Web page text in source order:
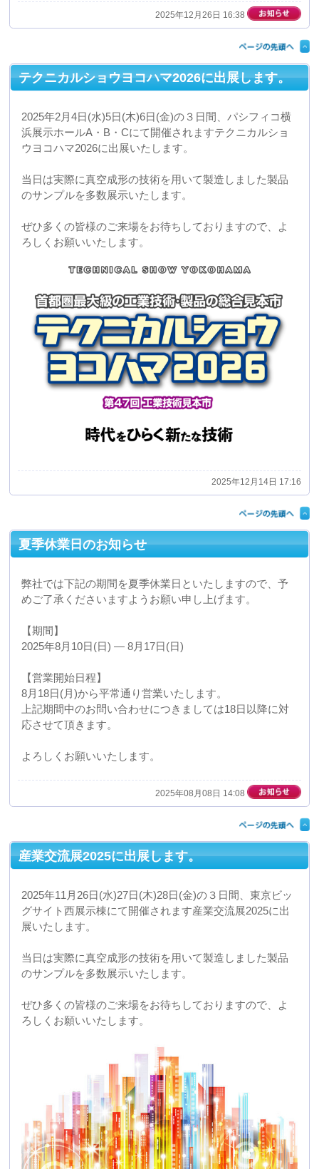
テクニカルショウヨコハマ2026に出展します。
2025年2月4日(水)5日(木)6日(金)の３日間、パシフィコ横
ウヨコハマ2026に出展いたします。
のサンプルを多数展示いたします。
ぜひ多くの皆様のご来場をお待ちしておりますので、よ
【期間】
2025年8月10日(日) ― 8月17日(日)
【営業開始日程】
8月18日(月)から平常通り営業いたします。
応させて頂きます。
よろしくお願いいたします。
2025年08月08日 14:08
産業交流展2025に出展します。
2025年11月26日(水)27日(木)28日(金)の３日間、東京ビッ
グサイト西展示棟にて開催されます産業交流展2025に出
当日は実際に真空成形の技術を用いて製造しました製品
のサンプルを多数展示いたします。
ぜひ多くの皆様のご来場をお待ちしておりますので、よ
ろしくお願いいたします。
2025年07月14日 17:13